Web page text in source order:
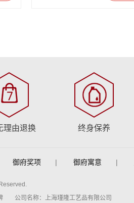
理由退换 终身保养
御府奖项 | 御府寓意 |
公司名称：上海瑾隆工艺品有限公司